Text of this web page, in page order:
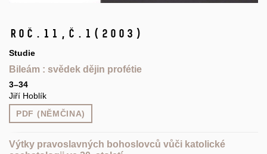
Roč.11, č.1 (2003)
Studie
Bileám : svědek dějin profétie
3–34
Jiří Hoblík
PDF (NĚMČINA)
Výtky pravoslavných bohoslovců vůči katolické